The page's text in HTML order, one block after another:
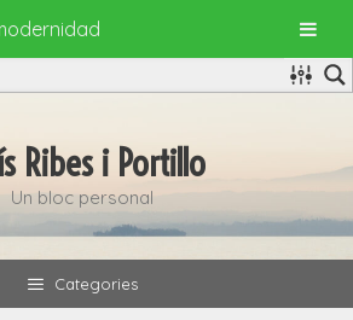
Ribes i Portillo
Un bloc personal
Categories